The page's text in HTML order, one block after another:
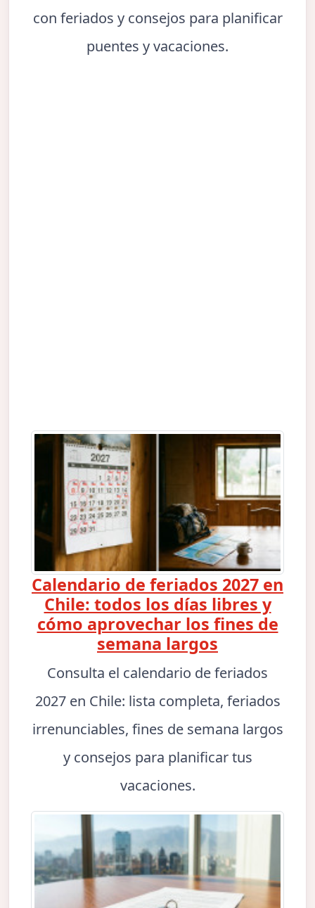
con feriados y consejos para planificar
puentes y vacaciones.
Calendario de feriados 2027 en
Chile: todos los días libres y
cómo aprovechar los fines de
semana largos
Consulta el calendario de feriados
2027 en Chile: lista completa, feriados
irrenunciables, fines de semana largos
y consejos para planificar tus
vacaciones.